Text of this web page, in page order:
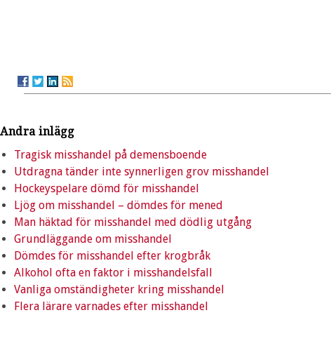
Andra inlägg
Tragisk misshandel på demensboende
Utdragna tänder inte synnerligen grov misshandel
Hockeyspelare dömd för misshandel
Ljög om misshandel – dömdes för mened
Man häktad för misshandel med dödlig utgång
Grundläggande om misshandel
Dömdes för misshandel efter krogbråk
Alkohol ofta en faktor i misshandelsfall
Vanliga omständigheter kring misshandel
Flera lärare varnades efter misshandel